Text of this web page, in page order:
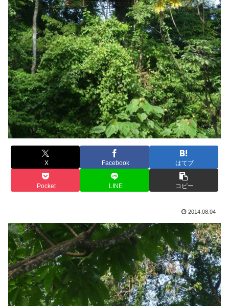
X Facebook はてブ
Pocket LINE コピー
2014.08.04